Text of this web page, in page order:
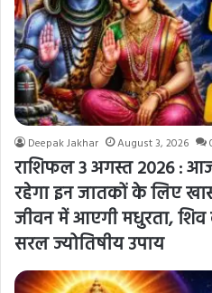
Deepak Jakhar August 3, 2026
राशिफल 3 अगस्त 2026 :
रहेगा इन जातकों के लिए
जीवन में आएगी मधुरता, शिव
सरल ज्योतिषीय उपाय